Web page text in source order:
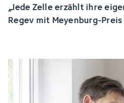
„Jede Zelle erzählt ihre
Regev mit Meyenburg-